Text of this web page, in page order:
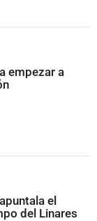
empezar a
el
del Linares